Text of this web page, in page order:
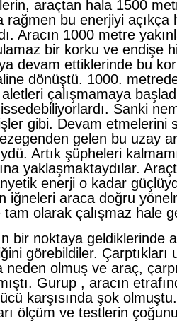
araçtan hala 1500
rağmen bu enerjiyi açıkça
Aracın 1000 metre
bir korku ve endişe
devam ettiklerinde bu
dönüştü. 1000.
çalışmamaya
Sanki
gibi. Devam etmelerini
gelen bu uzay
Artık şüpheleri
yaklaşmaktaydılar.
enerji o kadar
iğneleri araca doğru
tam olarak çalışmaz hale
bir noktaya geldiklerinde
görebildiler.
neden olmuş ve araç,
Gurup , aracın
karşısında şok
ölçüm ve testlerin